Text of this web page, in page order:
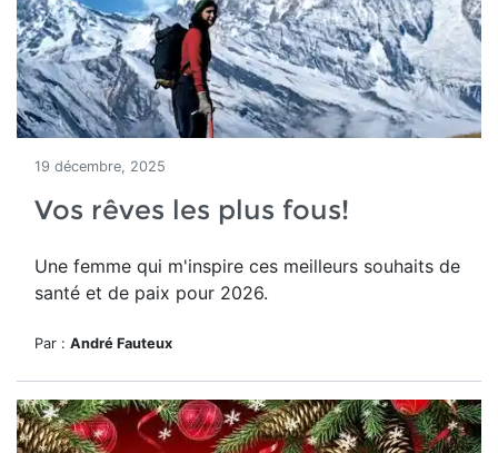
19 décembre, 2025
Vos rêves les plus fous!
Une femme qui m'inspire ces meilleurs souhaits de
santé et de paix pour 2026.
Par : André Fauteux